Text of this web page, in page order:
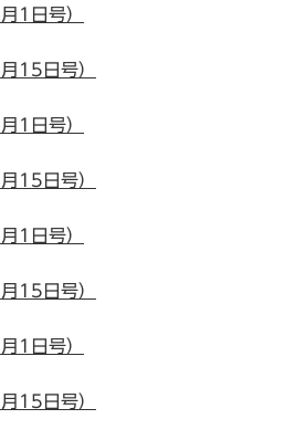
1日号）
15日号）
1日号）
15日号）
1日号）
15日号）
1日号）
15日号）